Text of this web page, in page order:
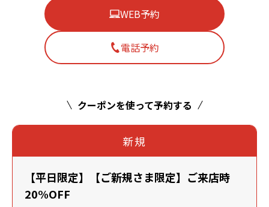
WEB予約
電話予約
クーポンを使って予約する
新規
【平日限定】【ご新規さま限定】ご来店時
20%OFF